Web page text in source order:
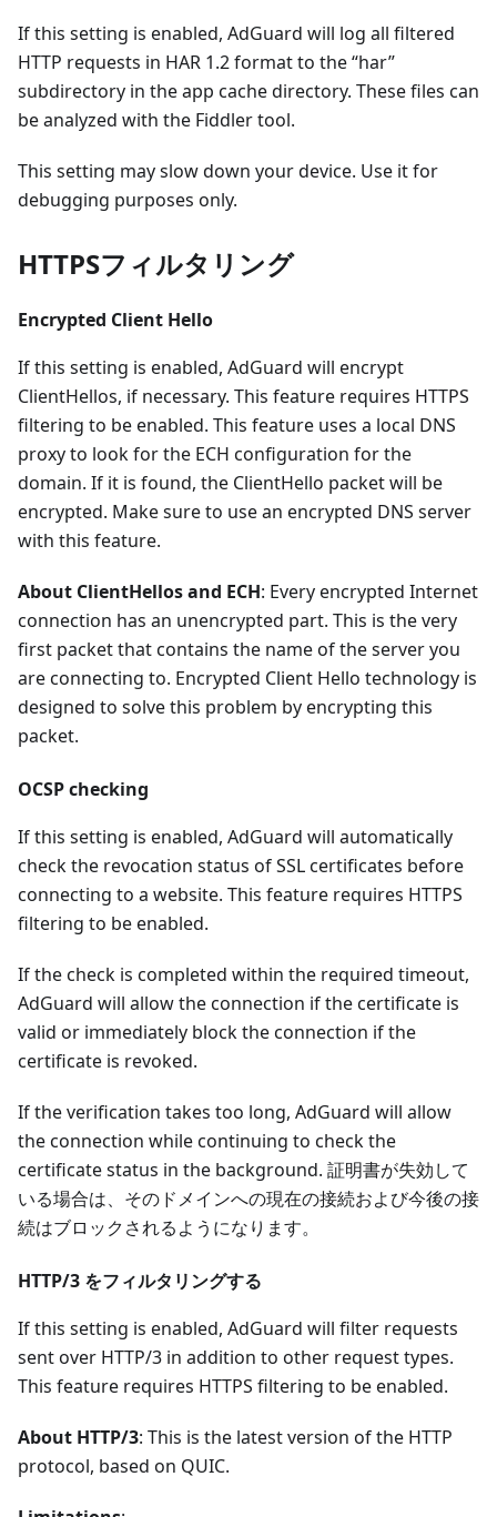
If this setting is enabled, AdGuard will log all filtered
HTTP requests in HAR 1.2 format to the “har”
subdirectory in the app cache directory. These files can
be analyzed with the Fiddler tool.
This setting may slow down your device. Use it for
debugging purposes only.
HTTPSフィルタリング
Encrypted Client Hello
If this setting is enabled, AdGuard will encrypt
ClientHellos, if necessary. This feature requires HTTPS
filtering to be enabled. This feature uses a local DNS
proxy to look for the ECH configuration for the
domain. If it is found, the ClientHello packet will be
encrypted. Make sure to use an encrypted DNS server
with this feature.
About ClientHellos and ECH: Every encrypted Internet
connection has an unencrypted part. This is the very
first packet that contains the name of the server you
are connecting to. Encrypted Client Hello technology is
designed to solve this problem by encrypting this
packet.
OCSP checking
If this setting is enabled, AdGuard will automatically
check the revocation status of SSL certificates before
connecting to a website. This feature requires HTTPS
filtering to be enabled.
If the check is completed within the required timeout,
AdGuard will allow the connection if the certificate is
valid or immediately block the connection if the
certificate is revoked.
If the verification takes too long, AdGuard will allow
the connection while continuing to check the
certificate status in the background. 証明書が失効して
いる場合は、そのドメインへの現在の接続および今後の接
続はブロックされるようになります。
HTTP/3 をフィルタリングする
If this setting is enabled, AdGuard will filter requests
sent over HTTP/3 in addition to other request types.
This feature requires HTTPS filtering to be enabled.
About HTTP/3: This is the latest version of the HTTP
protocol, based on QUIC.